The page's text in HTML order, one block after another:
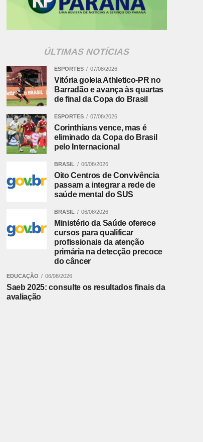
ÚLTIMAS NOTÍCIAS
ESPORTES 07/08/2026
Vitória goleia Athletico-PR no
Barradão e avança às quartas
de final da Copa do Brasil
ESPORTES 07/08/2026
Corinthians vence, mas é
eliminado da Copa do Brasil
pelo Internacional
BRASIL 06/08/2026
Oito Centros de Convivência
passam a integrar a rede de
saúde mental do SUS
BRASIL 06/08/2026
Ministério da Saúde oferece
cursos para qualificar
profissionais da atenção
primária na detecção precoce
do câncer
EDUCAÇÃO 06/08/2026
Saeb 2025: consulte os resultados finais da
avaliação